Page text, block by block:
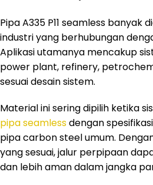
Pipa A335 P11 seamless banyak
industri yang berhubungan
Aplikasi utamanya mencakup
power plant, refinery,
sesuai desain sistem.
Material ini sering dipilih ketika
pipa seamlessdengan
pipa carbon steel umum.
yang sesuai, jalur perpipaan
dan lebih aman dalam jangka